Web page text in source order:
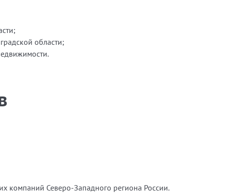
области;
компаний Северо-Западного региона России.